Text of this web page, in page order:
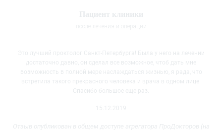
Пациент клиники
Это лучший проктолог Санкт-Петербурга! Была у него на лечении
достаточно давно, он сделал все возможное, чтоб дать мне
возможность в полной мере наслаждаться жизнью, я рада, что
встретила такого
прекрасного человека и врача в одном лице.
Спасибо большое еще раз.
15.12.2019
Отзыв опубликован в общем доступе агрегатора ПроДокторов (на